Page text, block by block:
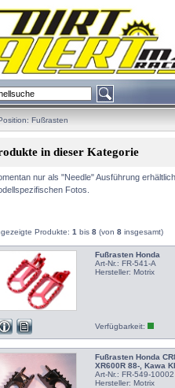
Fußrasten
in dieser Kategorie
nur als "Needle" Ausführung
Fotos.
Produkte: 1 bis 8 (von 8 insgesamt)
Fußrasten Honda
Art-Nr.: FR-541-A
Hersteller: Motrix
Verfügbarkeit:
Fußrasten Honda
XR600R 88-, Kawa
Art-Nr.: FR-549-10002
Hersteller: Motrix